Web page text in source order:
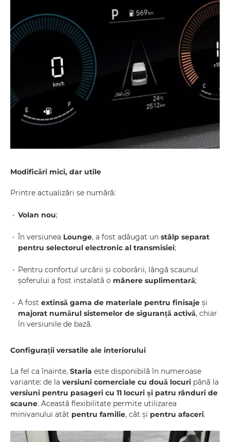
Modificări mici, dar utile
Printre actualizări se numără:
Volan nou;
În versiunea Lounge, a fost adăugat un stâlp separat
pentru selectorul electronic al transmisiei;
Pentru confortul urcării și coborârii, lângă scaunul
șoferului a fost instalată o mânere suplimentară;
A fost extinsă gama de materiale pentru finisaje și
majorat numărul sistemelor de siguranță activă, chiar
în versiunile de bază.
Configurații versatile ale interiorului
La fel ca înainte, Staria este disponibilă în numeroase
variante: de la versiuni comerciale cu două locuri până la
versiuni pentru pasageri cu 11 locuri și patru rânduri de
scaune. Această flexibilitate permite utilizarea
minivanului atât pentru familie, cât și pentru afaceri.